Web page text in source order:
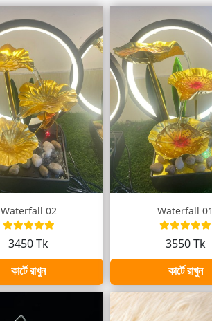
Waterfall 02
3450 Tk
কার্টে রাখুন
Waterfall 01
3550 Tk
কার্টে রাখুন